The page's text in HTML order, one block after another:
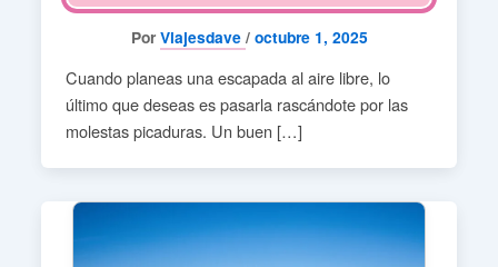
Por Viajesdave / octubre 1, 2025
Cuando planeas una escapada al aire libre, lo
último que deseas es pasarla rascándote por las
molestas picaduras. Un buen […]